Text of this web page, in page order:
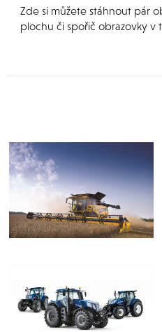
Zde si můžete stáhnout pár
plochu či spořič obrazovky v